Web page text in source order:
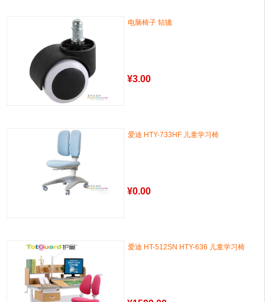
电脑椅子 轱辘
¥3.00
爱迪 HTY-733HF 儿童学习椅
¥0.00
爱迪 HT-512SN HTY-636 儿童学习椅